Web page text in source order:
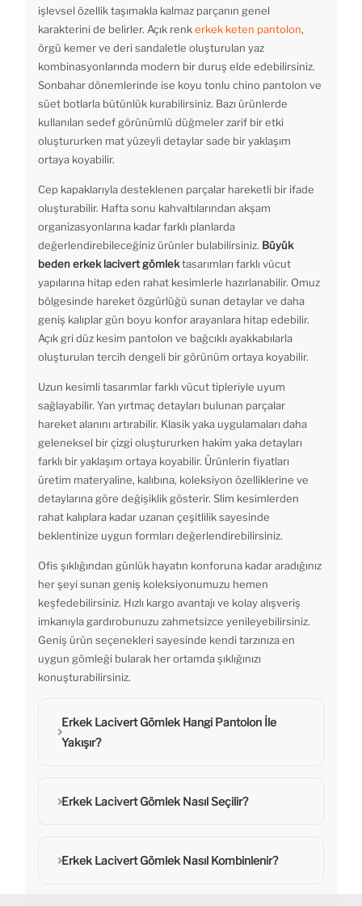
işlevsel özellik taşımakla kalmaz parçanın genel
karakterini de belirler. Açık renkerkek keten pantolon,
örgü kemer ve deri sandaletle oluşturulan yaz
kombinasyonlarında modern bir duruş elde edebilirsiniz.
Sonbahar dönemlerinde ise koyu tonlu chino pantolon ve
süet botlarla bütünlük kurabilirsiniz. Bazı ürünlerde
kullanılan sedef görünümlü düğmeler zarif bir etki
oluştururken mat yüzeyli detaylar sade bir yaklaşım
ortaya koyabilir.
Cep kapaklarıyla desteklenen parçalar hareketli bir ifade
oluşturabilir. Hafta sonu kahvaltılarından akşam
organizasyonlarına kadar farklı planlarda
değerlendirebileceğiniz ürünler bulabilirsiniz. Büyük
beden erkek lacivert gömlektasarımları farklı vücut
yapılarına hitap eden rahat kesimlerle hazırlanabilir. Omuz
bölgesinde hareket özgürlüğü sunan detaylar ve daha
geniş kalıplar gün boyu konfor arayanlara hitap edebilir.
Açık gri düz kesim pantolon ve bağcıklı ayakkabılarla
oluşturulan tercih dengeli bir görünüm ortaya koyabilir.
Uzun kesimli tasarımlar farklı vücut tipleriyle uyum
sağlayabilir. Yan yırtmaç detayları bulunan parçalar
hareket alanını artırabilir. Klasik yaka uygulamaları daha
geleneksel bir çizgi oluştururken hakim yaka detayları
farklı bir yaklaşım ortaya koyabilir. Ürünlerin fiyatları
üretim materyaline, kalıbına, koleksiyon özelliklerine ve
detaylarına göre değişiklik gösterir. Slim kesimlerden
rahat kalıplara kadar uzanan çeşitlilik sayesinde
beklentinize uygun formları değerlendirebilirsiniz.
Ofis şıklığından günlük hayatın konforuna kadar aradığınız
her şeyi sunan geniş koleksiyonumuzu hemen
keşfedebilirsiniz. Hızlı kargo avantajı ve kolay alışveriş
imkanıyla gardırobunuzu zahmetsizce yenileyebilirsiniz.
Geniş ürün seçenekleri sayesinde kendi tarzınıza en
uygun gömleği bularak her ortamda şıklığınızı
konuşturabilirsiniz.
Erkek Lacivert Gömlek Hangi Pantolon İle
Yakışır?
Erkek Lacivert Gömlek Nasıl Seçilir?
Erkek Lacivert Gömlek Nasıl Kombinlenir?